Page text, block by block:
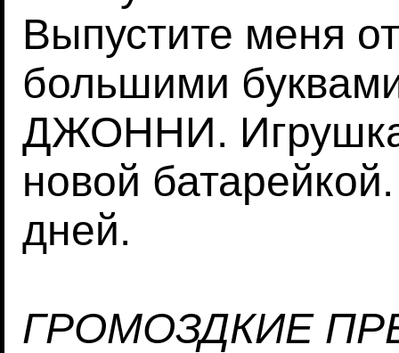
Выпустите меня
большими
ДЖОННИ.
новой
дней.
ГРОМОЗДКИЕ